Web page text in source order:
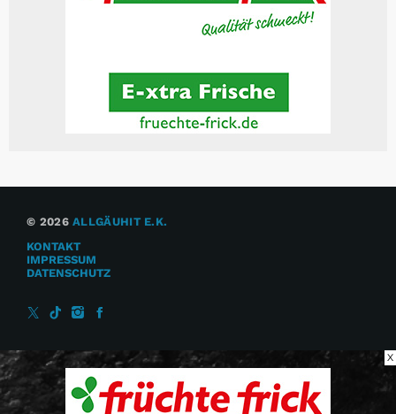
© 2026ALLGÄUHIT E.K.
KONTAKT
IMPRESSUM
DATENSCHUTZ
X